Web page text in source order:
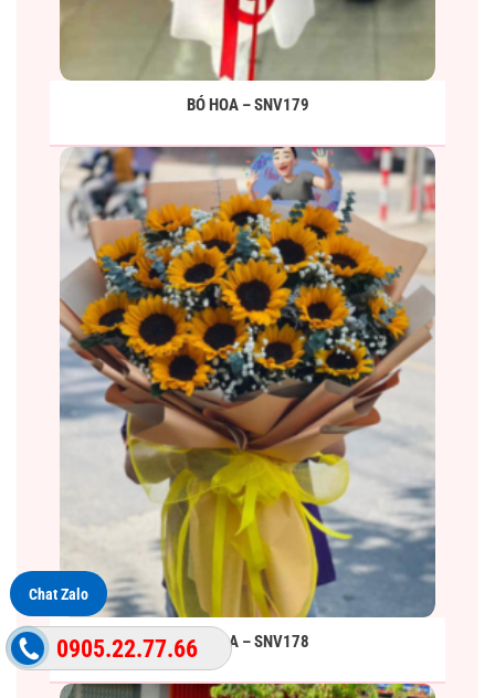
BÓ HOA – SNV179
BÓ HOA – SNV178
Chat Zalo
0905.22.77.66